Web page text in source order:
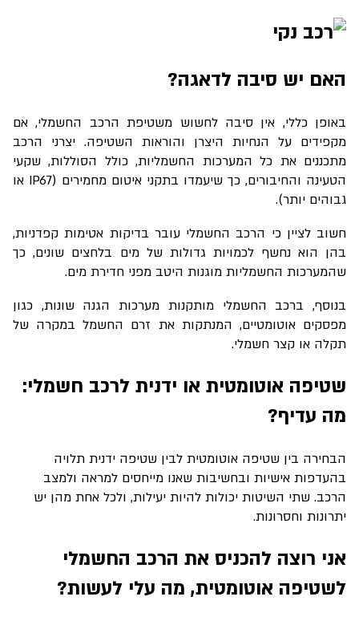
האם יש סיבה לדאגה?
באופן כללי, אין סיבה לחשוש משטיפת הרכב החשמלי, אם
מקפידים על הנחיות היצרן והוראות השטיפה. יצרני הרכב
מתכננים את כל המערכות החשמליות, כולל הסוללות, שקעי
הטעינה והחיבורים, כך שיעמדו בתקני איטום מחמירים (IP67 או
גבוהים יותר).
חשוב לציין כי הרכב החשמלי עובר בדיקות אטימות קפדניות,
בהן הוא נחשף לכמויות גדולות של מים בלחצים שונים, כך
שהמערכות החשמליות מוגנות היטב מפני חדירת מים.
בנוסף, ברכב החשמלי מותקנות מערכות הגנה שונות, כגון
מפסקים אוטומטיים, המנתקות את זרם החשמל במקרה של
תקלה או קצר חשמלי.
שטיפה אוטומטית או ידנית לרכב חשמלי:
מה עדיף?
הבחירה בין שטיפה אוטומטית לבין שטיפה ידנית תלויה
בהעדפות אישיות ובחשיבות שאנו מייחסים למראה ולמצב
הרכב. שתי השיטות יכולות להיות יעילות, ולכל אחת מהן יש
יתרונות וחסרונות.
אני רוצה להכניס את הרכב החשמלי
לשטיפה אוטומטית, מה עלי לעשות?